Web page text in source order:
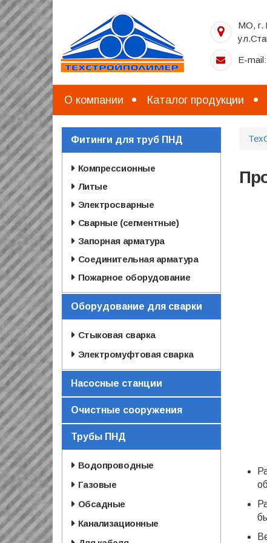
Перейти
к
основному
содержанию
МО, г.
E-mail:
О компании Каталог продукции
Фитинги для труб ПНД
Компрессионные
Литые
Электросварные
Сварные (сегментные)
Запорная арматура
Соединительная арматура
Пожарное оборудование
Оборудование для сварки
Стыковая сварка
Электромуфтовая сварка
Насосные станции
Очистные сооружения
Трубы ПНД
Водопроводные
Газовые
Обсадные
Канализационные